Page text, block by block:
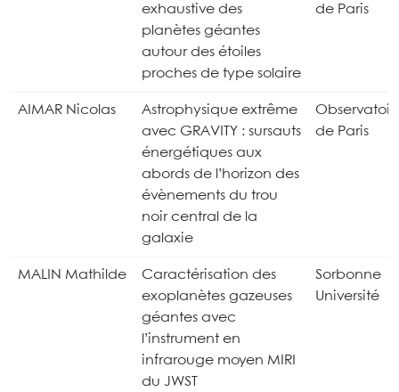
exhaustive des
planètes géantes
autour des étoiles
proches de type solaire
de Paris
AIMAR Nicolas
Astrophysique extrême
avec GRAVITY : sursauts
énergétiques aux
abords de l’horizon des
évènements du trou
noir central de la
galaxie
de Paris
MALIN Mathilde
Caractérisation des
exoplanètes gazeuses
géantes avec
l’instrument en
infrarouge moyen MIRI
du JWST
Sorbonne
Université